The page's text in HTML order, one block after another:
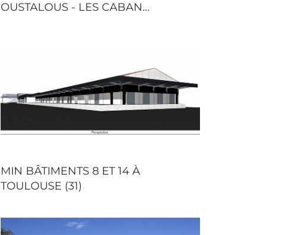
OUSTALOUS - LES CABAN…
MIN BÂTIMENTS 8 ET 14 À
TOULOUSE (31)